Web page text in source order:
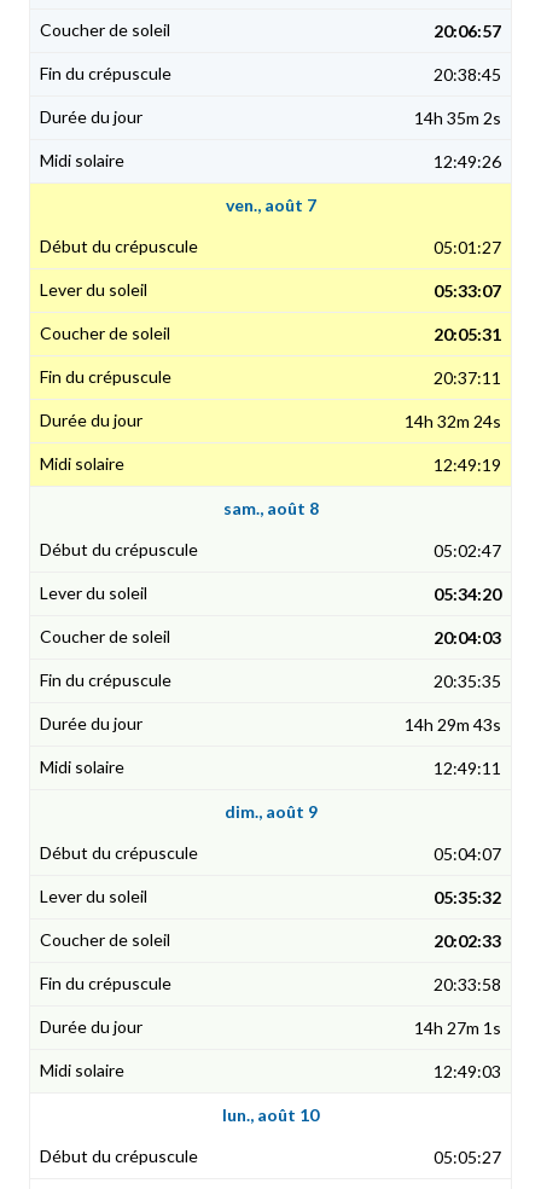
20:06:57
20:38:45
14h 35m 2s
12:49:26
ven., août 7
05:01:27
05:33:07
20:05:31
20:37:11
14h 32m 24s
12:49:19
sam., août 8
05:02:47
05:34:20
20:04:03
20:35:35
14h 29m 43s
12:49:11
dim., août 9
05:04:07
05:35:32
20:02:33
20:33:58
14h 27m 1s
12:49:03
lun., août 10
05:05:27